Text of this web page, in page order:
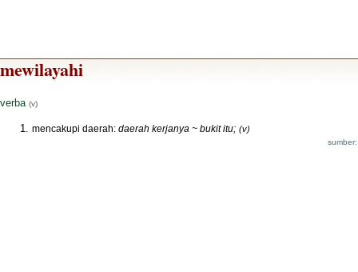
mewilayahi
verba (v)
mencakupi daerah: daerah kerjanya ~ bukit itu; (v)